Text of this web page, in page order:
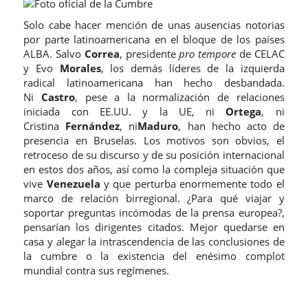
Solo cabe hacer mención de unas ausencias notorias
por parte latinoamericana en el bloque de los países
ALBA. Salvo Correa, presidentepro tempore de CELAC
y Evo Morales, los demás líderes de la izquierda
radical latinoamericana han hecho desbandada.
NiCastro, pese a la normalización de relaciones
iniciada con EE.UU. y la UE, niOrtega, ni
Cristina Fernández, niMaduro, han hecho acto de
presencia en Bruselas. Los motivos son obvios, el
retroceso de su discurso y de su posición internacional
en estos dos años, así como la compleja situación que
vive Venezuela y que perturba enormemente todo el
marco de relación birregional. ¿Para qué viajar y
soportar preguntas incómodas de la prensa europea?,
pensarían los dirigentes citados. Mejor quedarse en
casa y alegar la intrascendencia de las conclusiones de
la cumbre o la existencia del enésimo complot
mundial contra sus regímenes.